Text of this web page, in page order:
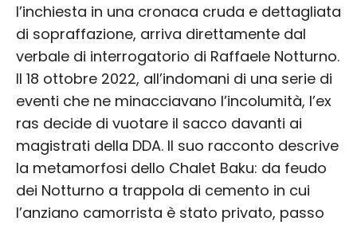
l’inchiesta in una cronaca cruda e dettagliata
di sopraffazione, arriva direttamente dal
verbale di interrogatorio di Raffaele Notturno.
Il 18 ottobre 2022, all’indomani di una serie di
eventi che ne minacciavano l’incolumità, l’ex
ras decide di vuotare il sacco davanti ai
magistrati della DDA. Il suo racconto descrive
la metamorfosi dello Chalet Baku: da feudo
dei Notturno a trappola di cemento in cui
l’anziano camorrista è stato privato, passo